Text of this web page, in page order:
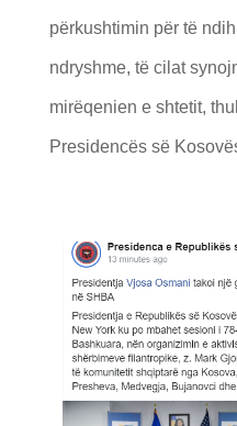
përkushtimin për të
ndryshme, të cilat
mirëqenien e shtetit,
Presidencës së